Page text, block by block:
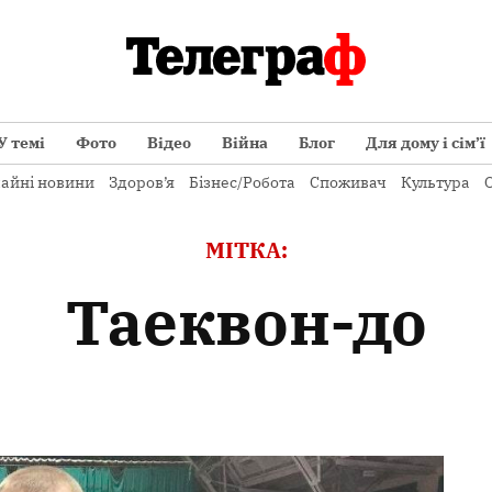
темі Фото Відео Війна Блог Для дому і сім’ї
новини Здоров’я Бізнес/Робота Споживач Культура
МІТКА:
таеквон-до